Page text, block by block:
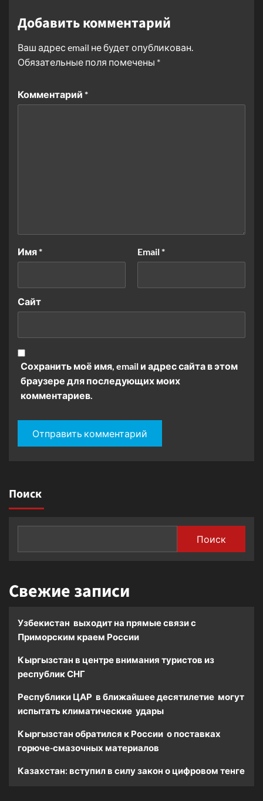
Добавить комментарий
Ваш адрес email не будет опубликован.
Обязательные поля помечены *
Комментарий *
Имя* Email*
Сайт
Сохранить моё имя, email и адрес сайта в этом
браузере для последующих моих
комментариев.
Поиск
Поиск
Свежие записи
Узбекистан выходит на прямые связи с
Приморским краем России
Кыргызстан в центре внимания туристов из
республик СНГ
Республики ЦАР в ближайшее десятилетие могут
испытать климатические удары
Кыргызстан обратился к России о поставках
горюче-смазочных материалов
Казахстан: вступил в силу закон о цифровом тенге